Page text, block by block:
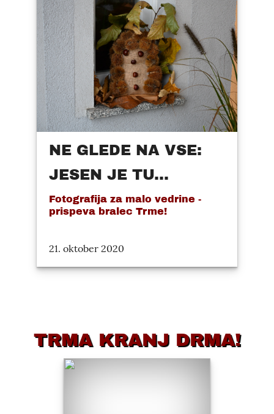
NE GLEDE NA VSE:
JESEN JE TU...
Fotografija za malo vedrine -
prispeva bralec Trme!
21. oktober 2020
TRMA KRANJ DRMA!